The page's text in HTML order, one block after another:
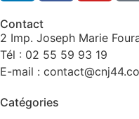
Contact
2 Imp. Joseph Marie
Tél : 02 55 59 93 19
E-mail :
Catégories